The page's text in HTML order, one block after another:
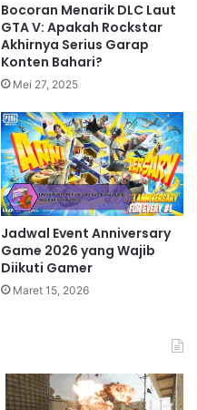
Bocoran Menarik DLC Laut
GTA V: Apakah Rockstar
Akhirnya Serius Garap
Konten Bahari?
Mei 27, 2025
Jadwal Event Anniversary
Game 2026 yang Wajib
Diikuti Gamer
Maret 15, 2026